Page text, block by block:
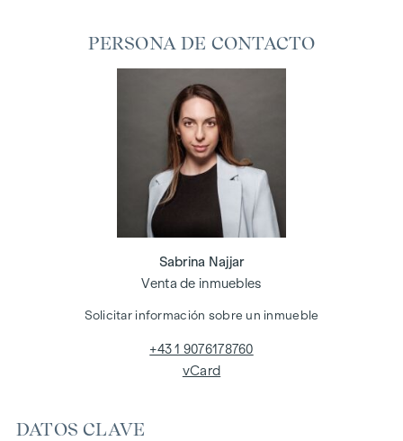
DATOS CLAVE
PERSONA DE CONTACTO
Sabrina Najjar
Venta de inmuebles
Solicitar información sobre un inmueble
+43 1 9076178760
vCard